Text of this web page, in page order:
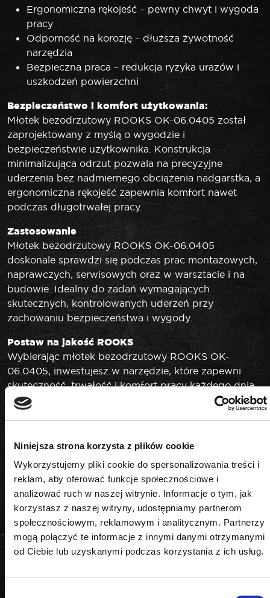
Niniejsza strona korzysta z plików cookie
Wykorzystujemy pliki cookie do spersonalizowania treści i
reklam, aby oferować funkcje społecznościowe i
analizować ruch w naszej witrynie. Informacje o tym, jak
korzystasz z naszej witryny, udostępniamy partnerom
społecznościowym, reklamowym i analitycznym. Partnerzy
mogą połączyć te informacje z innymi danymi otrzymanymi
od Ciebie lub uzyskanymi podczas korzystania z ich usług.
Ergonomiczna rękojeść – pewny chwyt i wygoda
pracy
Odporność na korozję – dłuższa żywotność
narzędzia
Bezpieczna praca – redukcja ryzyka urazów i
uszkodzeń powierzchni
Bezpieczeństwo i komfort użytkowania:
Młotek bezodrzutowy ROOKS OK-06.0405 został
zaprojektowany z myślą o wygodzie i
bezpieczeństwie użytkownika. Konstrukcja
minimalizująca odrzut pozwala na precyzyjne
uderzenia bez nadmiernego obciążenia nadgarstka, a
ergonomiczna rękojeść zapewnia komfort nawet
podczas długotrwałej pracy.
Zastosowanie
Młotek bezodrzutowy ROOKS OK-06.0405
doskonale sprawdzi się podczas prac montażowych,
naprawczych, serwisowych oraz w warsztacie i na
budowie. Idealny do zadań wymagających
skutecznych, kontrolowanych uderzeń przy
zachowaniu bezpieczeństwa i wygody.
Postaw na jakość ROOKS
Wybierając młotek bezodrzutowy ROOKS OK-
06.0405, inwestujesz w narzędzie, które zapewni
skuteczność, trwałość i komfort pracy każdego dnia.
Każdy produkt marki ROOKS przechodzi
rygorystyczne testy jakości, co gwarantuje
DANE TECHNICZNE
Rodzaj
bezodrzutowy